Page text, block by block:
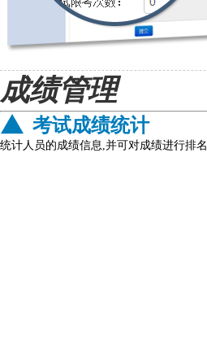
成绩管理
考试成绩统计
统计人员的成绩信息,并可对成绩进行排名